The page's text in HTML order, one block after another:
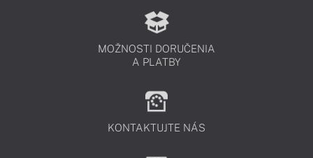
MOŽNOSTI DORUČENIA
A PLATBY
KONTAKTUJTE NÁS